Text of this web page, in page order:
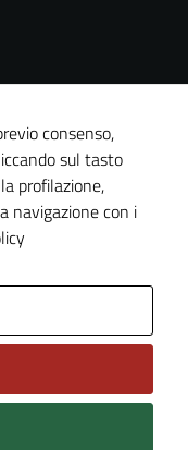
consenso,
sul tasto
profilazione,
navigazione con i
può
la
e
for